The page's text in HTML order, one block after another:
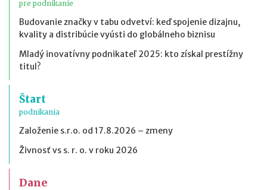
pre podnikanie
Budovanie značky v tabu odvetví: keď spojenie dizajnu,
kvality a distribúcie vyústi do globálneho biznisu
Mladý inovatívny podnikateľ 2025: kto získal prestížny
titul?
Štart
podnikania
Založenie s.r.o. od 17.8.2026 – zmeny
Živnosť vs s. r. o. v roku 2026
Dane